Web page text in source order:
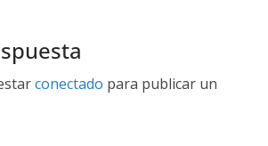
conectado para publicar un